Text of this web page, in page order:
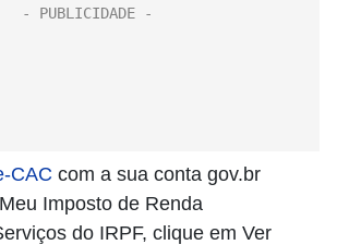
CAC com a sua conta gov.br
Imposto de Renda
do IRPF, clique em Ver